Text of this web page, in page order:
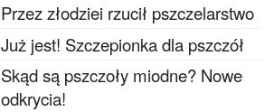
Przez złodziei rzucił pszczelarstwo
Już jest! Szczepionka dla pszczół
Skąd są pszczoły miodne? Nowe
odkrycia!